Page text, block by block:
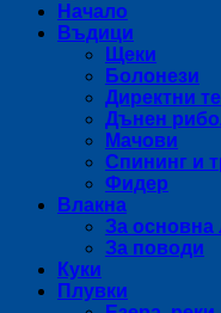
Начало
Въдици
Щеки
Болонези
Директни
Дънен
Мачови
Спининг и
Фидер
Влакна
За основна
За поводи
Куки
Плувки